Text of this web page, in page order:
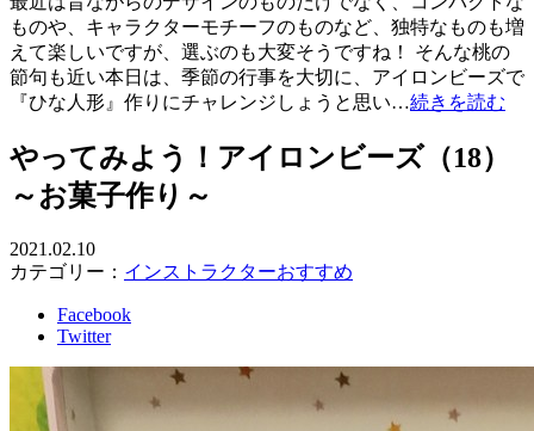
ものや、キャラクターモチーフのものなど、独特なものも増
えて楽しいですが、選ぶのも大変そうですね！ そんな桃の
節句も近い本日は、季節の行事を大切に、アイロンビーズで
『ひな人形』作りにチャレンジしょうと思い…続きを読む
やってみよう！アイロンビーズ（18）
～お菓子作り～
2021.02.10
カテゴリー： インストラクターおすすめ
Facebook
Twitter